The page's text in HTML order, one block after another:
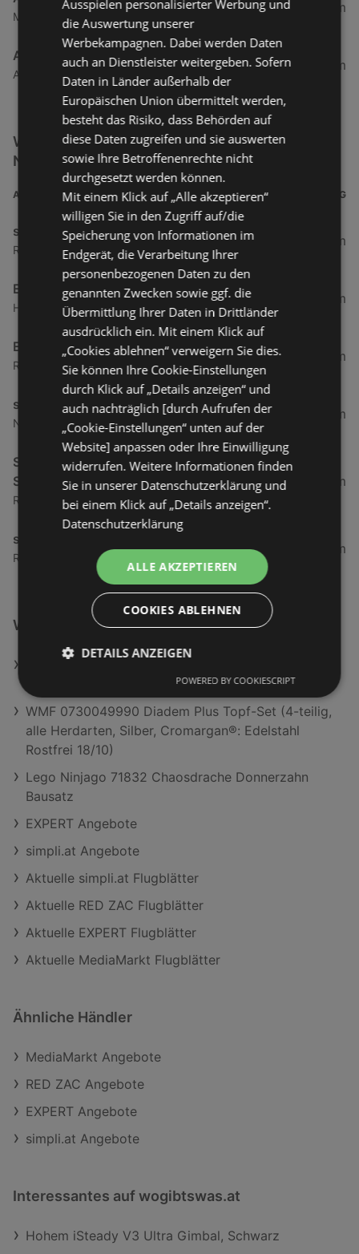
Maria-Theresienstraße 31, 6020 Innsbruck
137,3 km
A1 Shop
Amraser See Straße 56a, 6020 Innsbruck
140,01 km
Weitere Elektro & Multimedia Filialen in der
Nähe
ADRESSE ENTFERNUNG
simpli.at
Roseggerstraße 8, 6890 Lustenau
6 km
EP:Scheucher
Hofsteigstraße 21, 6890 Lustenau
6,14 km
EP:Scheucher
Radetzkystraße 20, 6890 Lustenau
6,19 km
simpli.at
Neudorfstraße 15, 6890 Lustenau
6,21 km
Siemens Hausgeräte erhältlich bei EP
Scheucher GmbH & Co KG
Radetzkystraße 20, 6890 Lustenau
6,34 km
simpli.at
Radetzkystraße 20, 6890 Lustenau
6,34 km
Weiterführende Links
FlashCharger, 512 GB, Glowing Black, Dual SIM
WMF 0730049990 Diadem Plus Topf-Set (4-teilig,
alle Herdarten, Silber, Cromargan®: Edelstahl
Rostfrei 18/10)
Lego Ninjago 71832 Chaosdrache Donnerzahn
Bausatz
EXPERT Angebote
simpli.at Angebote
Aktuelle simpli.at Flugblätter
Aktuelle RED ZAC Flugblätter
Aktuelle EXPERT Flugblätter
Aktuelle MediaMarkt Flugblätter
Ähnliche Händler
MediaMarkt Angebote
RED ZAC Angebote
EXPERT Angebote
simpli.at Angebote
Interessantes auf wogibtswas.at
Hohem iSteady V3 Ultra Gimbal, Schwarz
Ausspielen personalisierter Werbung und
die Auswertung unserer
Werbekampagnen. Dabei werden Daten
auch an Dienstleister weitergeben. Sofern
Daten in Länder außerhalb der
Europäischen Union übermittelt werden,
besteht das Risiko, dass Behörden auf
diese Daten zugreifen und sie auswerten
sowie Ihre Betroffenenrechte nicht
durchgesetzt werden können.
Mit einem Klick auf „Alle akzeptieren“
willigen Sie in den Zugriff auf/die
Speicherung von Informationen im
Endgerät, die Verarbeitung Ihrer
personenbezogenen Daten zu den
genannten Zwecken sowie ggf. die
Übermittlung Ihrer Daten in Drittländer
ausdrücklich ein. Mit einem Klick auf
„Cookies ablehnen“ verweigern Sie dies.
Sie können Ihre Cookie-Einstellungen
durch Klick auf „Details anzeigen“ und
auch nachträglich [durch Aufrufen der
„Cookie-Einstellungen“ unten auf der
Website] anpassen oder Ihre Einwilligung
widerrufen. Weitere Informationen finden
Sie in unserer Datenschutzerklärung und
bei einem Klick auf „Details anzeigen“.
Datenschutzerklärung
ALLE AKZEPTIEREN
COOKIES ABLEHNEN
DETAILS ANZEIGEN
POWERED BY COOKIESCRIPT